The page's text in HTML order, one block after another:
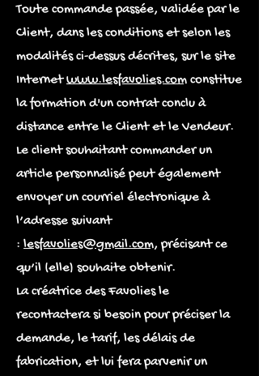
Toute commande passée, validée par le
Client, dans les conditions et selon les
modalités ci-dessus décrites, sur le site
Internetwww.lesfavolies.com constitue
la formation d'un contrat conclu à
distance entre le Client et le Vendeur.
Le client souhaitant commander un
article personnalisé peut également
envoyer un courriel électronique à
l’adresse suivant
: lesfavolies@gmail.com, précisant ce
qu’il (elle) souhaite obtenir.
La créatrice des Favolies le
recontactera si besoin pour préciser la
demande, le tarif, les délais de
fabrication, et lui fera parvenir un